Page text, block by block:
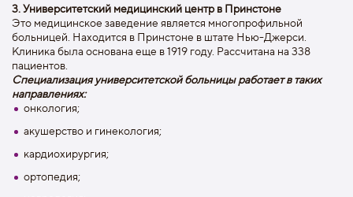
3. Университетский медицинский центр в Принстоне
Это медицинское заведение является многопрофильной
больницей. Находится в Принстоне в штате Нью-Джерси.
Клиника была основана еще в 1919 году. Рассчитана на 338
пациентов.
Специализация университетской больницы работает в таких
направлениях:
онкология;
акушерство и гинекология;
кардиохирургия;
ортопедия;